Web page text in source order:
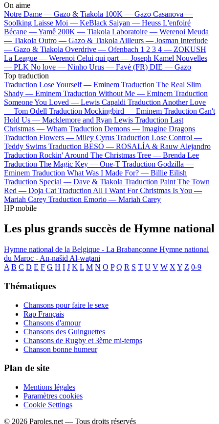
On aime
Notre Dame — Gazo & Tiakola 100K — Gazo Casanova —
Soolking Laisse Moi — KeBlack Saiyan — Heuss L'enfoiré
Bécane —Yamê 200K — Tiakola Laboratoire — Werenoi Meuda
— Tiakola Outro — Gazo & Tiakola Ailleurs — Josman Interlude
— Gazo & Tiakola Overdrive — Ofenbach 1 2 3 4 — ZOKUSH
La League — Werenoi Celui qui part — Joseph Kamel Nouvelles
— PLK No love — Ninho Urus — Favé (FR) DIE — Gazo
Top traduction
Traduction Lose Yourself — Eminem Traduction The Real Slim
Shady — Eminem Traduction Without Me — Eminem Traduction
Someone You Loved — Lewis Capaldi Traduction Another Love
— Tom Odell Traduction Mockingbird — Eminem Traduction Can't
Hold Us — Macklemore and Ryan Lewis Traduction Last
Christmas — Wham Traduction Demons — Imagine Dragons
Traduction Flowers — Miley Cyrus Traduction Lose Control —
Teddy Swims Traduction BESO — ROSALÍA & Rauw Alejandro
Traduction Rockin' Around The Christmas Tree — Brenda Lee
Traduction The Magic Key — One-T Traduction Godzilla —
Eminem Traduction What Was I Made For? — Billie Eilish
Traduction Special — Dave & Tiakola Traduction Paint The Town
Red — Doja Cat Traduction All I Want For Christmas Is You —
Mariah Carey Traduction Emorio — Mariah Carey
HP mobile
Les plus grands succès de Hymne national
Hymne national de la Belgique - La Brabançonne Hymne national
du Maroc - An-našid Al-waṭani
A B C D E F G H I J K L M N O P Q R S T U V W X Y Z 0-9
Thématiques
Chansons pour faire le sexe
Rap Français
Chansons d'amour
Chansons des Guinguettes
Chansons de Rugby et 3ème mi-temps
Chanson bonne humeur
Plan de site
Mentions légales
Paramètres cookies
Cookie Settings
© 2026 Paroles.net — Tous droits réservés